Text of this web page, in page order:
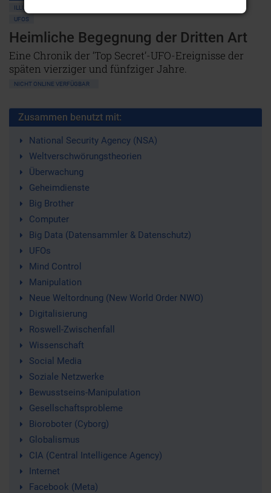
ILLUMINATEN • BILDERBERGER • GEHEIMLOGEN
UFOS
Heimliche Begegnung der Dritten Art
Eine Chronik der ‘Top Secret’-UFO-Ereignisse der
späten vierziger und fünfziger Jahre.
NICHT ONLINE VERFÜGBAR
Zusammen benutzt mit:
National Security Agency (NSA)
Weltverschwörungstheorien
Überwachung
Geheimdienste
Big Brother
Computer
Big Data (Datensammler & Datenschutz)
UFOs
Mind Control
Manipulation
Neue Weltordnung (New World Order NWO)
Digitalisierung
Roswell-Zwischenfall
Wissenschaft
Social Media
Soziale Netzwerke
Bewusstseins-Manipulation
Gesellschaftsprobleme
Bioroboter (Cyborg)
Globalismus
CIA (Central Intelligence Agency)
Internet
Facebook (Meta)